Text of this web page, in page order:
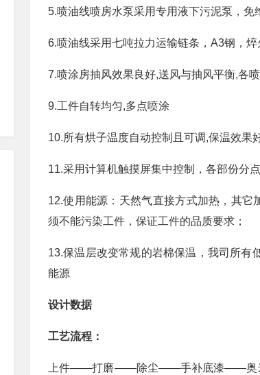
5.喷油线喷房水泵采用专用液下污泥泵，免
6.喷油线采用七吨拉力运输链条，A3钢，
7.喷涂房抽风效果良好,送风与抽风平衡,各
9.工件自转均匀,多点喷涂
10.所有烘子温度自动控制且可调,保温效
11.采用计算机触摸屏集中控制，各部份分
12.使用能源：天然气直接方式加热，其
须不能污染工件，保证工件的品质要求；
13.保温层改变常规的岩棉保温，我司所有
能源
设计数据
工艺流程：
上件——打磨——除尘——手补底漆——